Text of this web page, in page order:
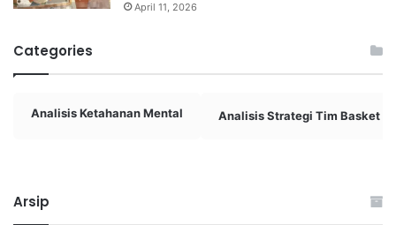
April 11, 2026
Categories
Analisis Ketahanan Mental Analisis Strategi Tim Basket
Arsip